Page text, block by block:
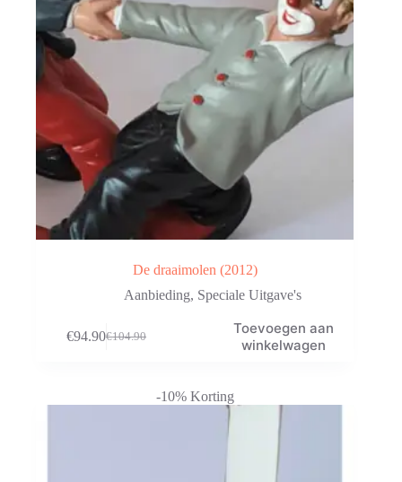
De draaimolen (2012)
Aanbieding, Speciale Uitgave's
€104.90
Oorspronkelijke
€94.90Huidige
Toevoegen aan
winkelwagen
-10% Korting